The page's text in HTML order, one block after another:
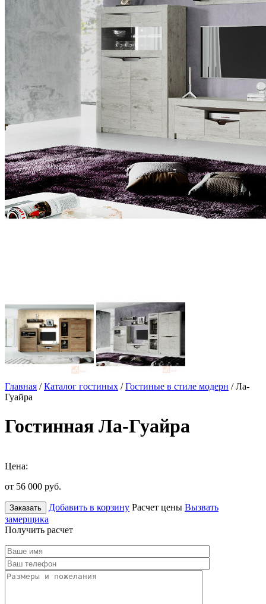
Главная /Каталог гостиных /Гостиные в стиле модерн / Ла-
Гуайра
Гостинная Ла-Гуайра
Цена:
от 56 000 руб.
Заказать Добавить в корзину Расчет цены Вызвать
замерщика
Получить расчет